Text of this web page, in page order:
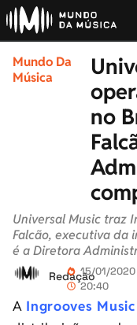
Mundo Da
Música
no
Universal Music traz
Falcão, executiva da
é a Diretora
Redação15/01/2020
20:40
A Ingrooves